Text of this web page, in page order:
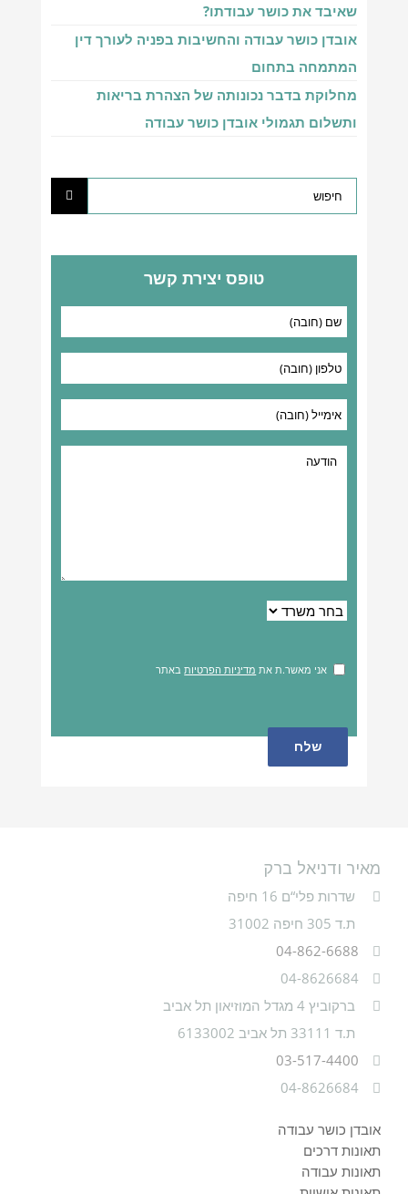
שאיבד את כושר עבודתו?
אובדן כושר עבודה והחשיבות בפניה לעורך דין
המתמחה בתחום
מחלוקת בדבר נכונותה של הצהרת בריאות
ותשלום תגמולי אובדן כושר עבודה
טופס יצירת קשר
אני מאשר.ת את מדיניות הפרטיותבאתר
מאיר ודניאל ברק
שדרות פלי“ם 16 חיפה
ת.ד 305 חיפה 31002
04-862-6688
04-8626684
ברקוביץ 4 מגדל המוזיאון תל אביב
ת.ד 33111 תל אביב 6133002
03-517-4400
04-8626684
אובדן כושר עבודה
תאונות דרכים
תאונות עבודה